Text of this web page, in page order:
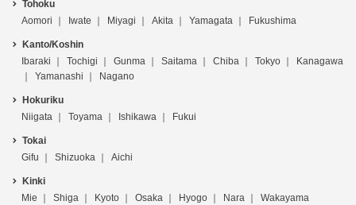
Tohoku
Aomori
Iwate Miyagi Akita Yamagata Fukushima
Kanto/Koshin
Ibaraki
Tochigi Gunma Saitama Chiba Tokyo
Kanagawa
Yamanashi
Nagano
Hokuriku
Niigata
Toyama Ishikawa Fukui
Tokai
Gifu
Shizuoka Aichi
Kinki
Mie
Shiga Kyoto Osaka Hyogo Nara Wakayama